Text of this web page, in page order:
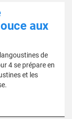
aux
de
4 se prépare en
et les